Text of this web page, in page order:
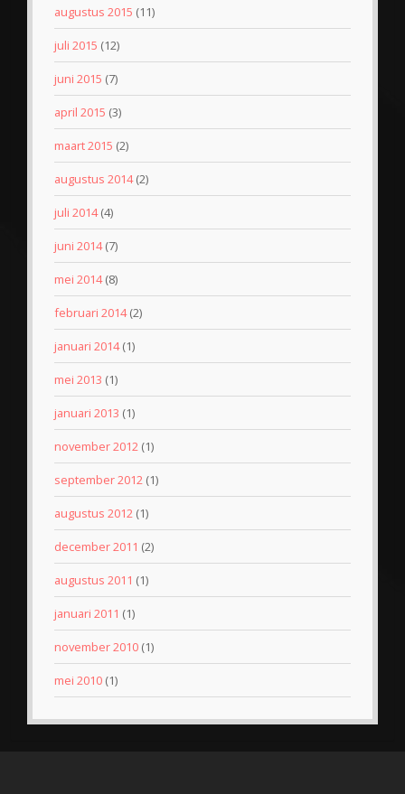
augustus 2015 (11)
juli 2015 (12)
juni 2015 (7)
april 2015 (3)
maart 2015 (2)
augustus 2014(2)
juli 2014(4)
juni 2014(7)
mei 2014(8)
februari 2014(2)
januari 2014(1)
mei 2013 (1)
januari 2013 (1)
november 2012 (1)
september 2012 (1)
augustus 2012 (1)
december 2011 (2)
augustus 2011 (1)
januari 2011 (1)
november 2010 (1)
mei 2010 (1)